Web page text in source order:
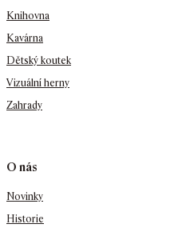
Knihovna
Kavárna
Dětský koutek
Vizuální herny
Zahrady
O nás
Novinky
Historie